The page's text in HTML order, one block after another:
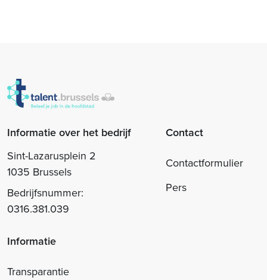
Informatie over het bedrijf
Sint-Lazarusplein 2
1035 Brussels
Bedrijfsnummer:
0316.381.039
Contact
Contactformulier
Pers
Informatie
Transparantie